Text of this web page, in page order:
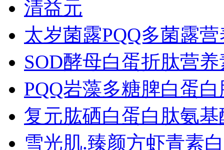
清益元
太岁菌露PQQ多菌露
SOD酵母白蛋折肽营
PQQ岩藻多糖脾白蛋
复元肱硒白蛋白肽氨
雪光肌.臻颜方虾青素